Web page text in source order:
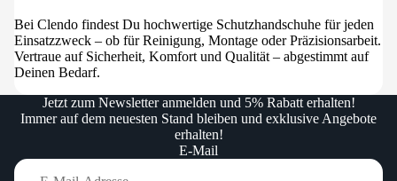
Bei Clendo findest Du hochwertige Schutzhandschuhe für jeden
Einsatzzweck – ob für Reinigung, Montage oder Präzisionsarbeit.
Vertraue auf Sicherheit, Komfort und Qualität – abgestimmt auf
Deinen Bedarf.
Jetzt zum Newsletter anmelden und 5% Rabatt erhalten!
Immer auf dem neuesten Stand bleiben und exklusive Angebote
erhalten!
E-Mail